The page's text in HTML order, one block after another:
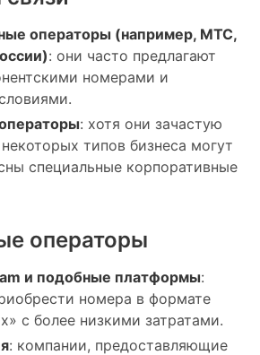
операторы (например, МТС,
: они часто предлагают
номерами и
: хотя они зачастую
типов бизнеса могут
специальные корпоративные
операторы
и подобные платформы:
номера в формате
с более низкими затратами.
: компании, предоставляющие